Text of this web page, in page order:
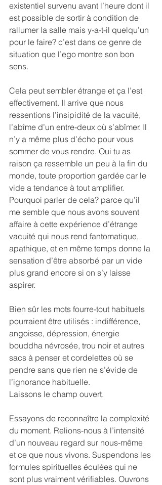
existentiel survenu avant l’heure dont il
est possible de sortir à condition de
rallumer la salle mais y-a-t-il quelqu’un
pour le faire? c’est dans ce genre de
situation que l’ego montre son bon
sens.
Cela peut sembler étrange et ça l’est
effectivement. Il arrive que nous
ressentions l’insipidité de la vacuité,
l’abîme d’un entre-deux où s’abîmer. Il
n’y a même plus d’écho pour vous
sommer de vous rendre. Oui tu as
raison ça ressemble un peu à la fin du
monde, toute proportion gardée car le
vide a tendance à tout amplifier.
Pourquoi parler de cela? parce qu’il
me semble que nous avons souvent
affaire à cette expérience d’étrange
vacuité qui nous rend fantomatique,
apathique, et en même temps donne la
sensation d’être absorbé par un vide
plus grand encore si on s’y laisse
aspirer.
Bien sûr les mots fourre-tout habituels
pourraient être utilisés : indifférence,
angoisse, dépression, énergie
bouddha névrosée, trou noir et autres
sacs à penser et cordelettes où se
pendre sans que rien ne s’évide de
l’ignorance habituelle.
Laissons le champ ouvert.
Essayons de reconnaître la complexité
du moment. Relions-nous à l’intensité
d’un nouveau regard sur nous-même
et ce que nous vivons. Suspendons les
formules spirituelles éculées qui ne
sont plus vraiment vérifiables. Ouvrons